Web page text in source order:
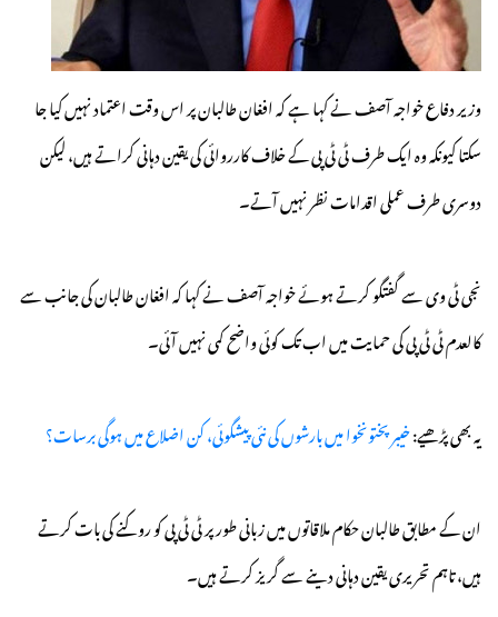
وزیر دفاع خواجہ آصف نے کہا ہے کہ افغان طالبان پر اس وقت اعتماد نہیں کیا جا
سکتا کیونکہ وہ ایک طرف ٹی ٹی پی کے خلاف کارروائی کی یقین دہانی کراتے ہیں، لیکن
دوسری طرف عملی اقدامات نظر نہیں آتے۔
نجی ٹی وی سے گفتگو کرتے ہوئے خواجہ آصف نے کہا کہ افغان طالبان کی جانب سے
کالعدم ٹی ٹی پی کی حمایت میں اب تک کوئی واضح کمی نہیں آئی۔
یہ بھی پڑھیے:خیبرپختونخوا میں بارشوں کی نئی پیشگوئی، کن اضلاع میں ہوگی برسات؟
ان کے مطابق طالبان حکام ملاقاتوں میں زبانی طور پر ٹی ٹی پی کو روکنے کی بات کرتے
ہیں، تاہم تحریری یقین دہانی دینے سے گریز کرتے ہیں۔